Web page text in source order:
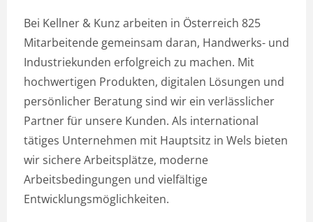
Bei Kellner & Kunz arbeiten in Österreich 825
Mitarbeitende gemeinsam daran, Handwerks- und
Industriekunden erfolgreich zu machen. Mit
hochwertigen Produkten, digitalen Lösungen und
persönlicher Beratung sind wir ein verlässlicher
Partner für unsere Kunden. Als international
tätiges Unternehmen mit Hauptsitz in Wels bieten
wir sichere Arbeitsplätze, moderne
Arbeitsbedingungen und vielfältige
Entwicklungsmöglichkeiten.